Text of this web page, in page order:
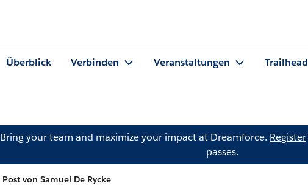
Überblick Verbinden Veranstaltungen Trailhead
Bring your team and maximize your impact at Dreamforce. Register
passes.
Post von Samuel De Rycke